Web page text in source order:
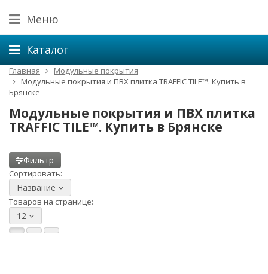
Меню
Каталог
Главная
Модульные покрытия
Модульные покрытия и ПВХ плитка TRAFFIC TILE™. Купить в
Брянске
Модульные покрытия и ПВХ плитка
TRAFFIC TILE™. Купить в Брянске
Фильтр
Сортировать:
Название
Товаров на странице:
12